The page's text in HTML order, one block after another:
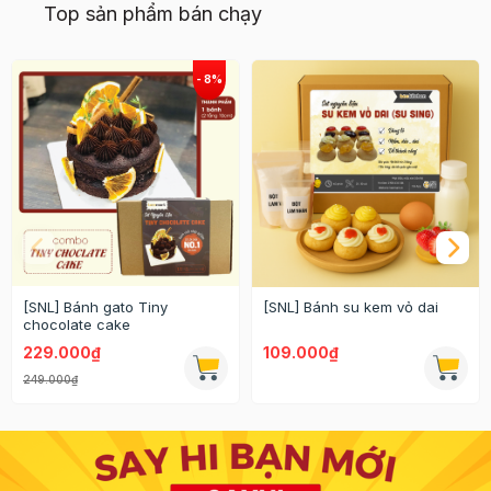
Top sản phẩm bán chạy
[SNL] Bánh gato Tiny
chocolate cake
229.000₫
249.000₫
[SNL] Bánh su kem vỏ dai
109.000₫